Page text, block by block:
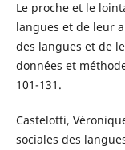
Le proche et le
langues et de leur
des langues et de
données et
101-131.
Castelotti,
sociales des